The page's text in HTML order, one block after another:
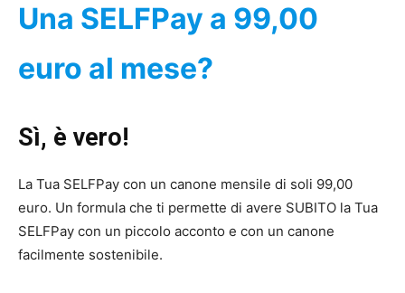
Una SELFPay a 99,00
euro al mese?
Sì, è vero!
La Tua SELFPay con un canone mensile di soli 99,00
euro. Un formula che ti permette di avere SUBITO la Tua
SELFPay con un piccolo acconto e con un canone
facilmente sostenibile.